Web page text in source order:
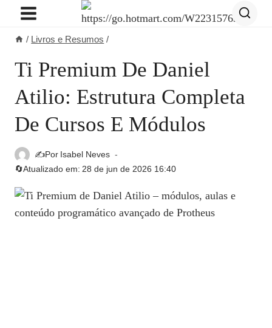
Pular
/ Livros e Resumos /
Ti Premium De Daniel
Atilio: Estrutura Completa
De Cursos E Módulos
✍️Por Isabel Neves
🔄Atualizado em: 28 de jun de 2026 16:40